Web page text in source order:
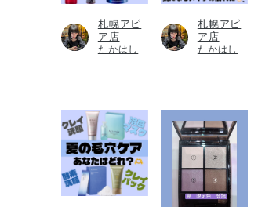
札幌アピ
ア店
たかはし
札幌アピ
ア店
たかはし